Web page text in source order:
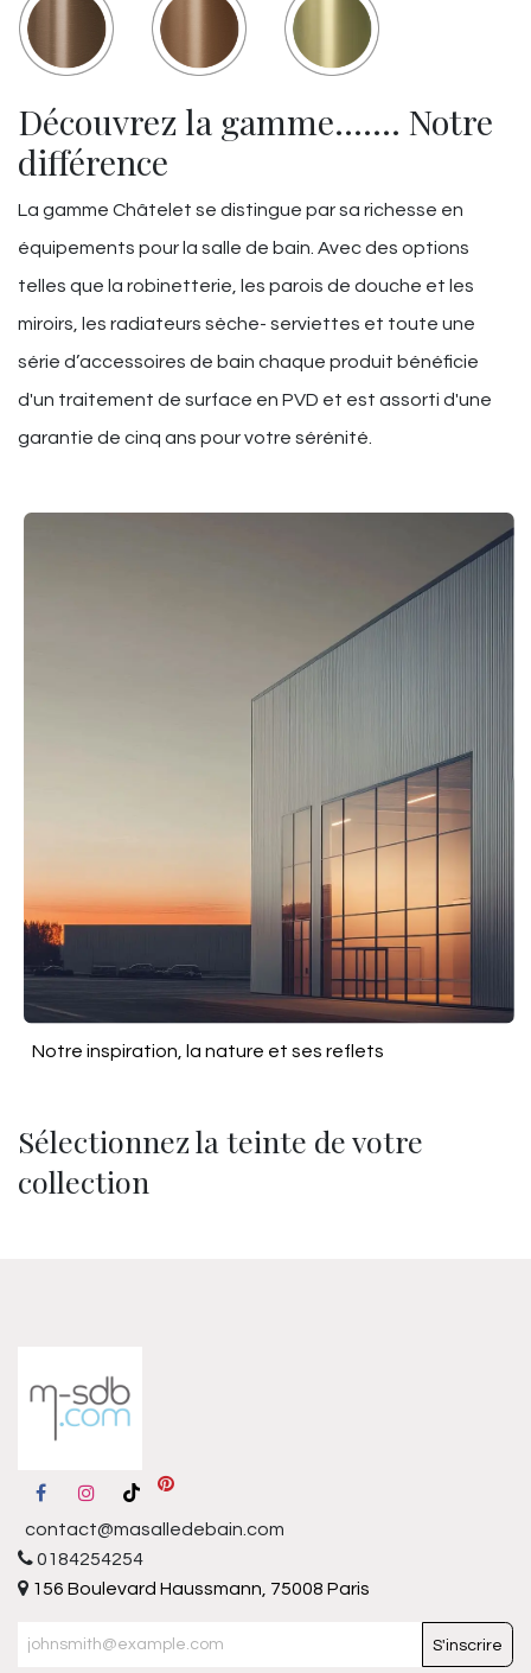
Découvrez la gamme……. Notre
différence
La gamme Châtelet se distingue par sa richesse en
équipements pour la salle de bain. Avec des options
telles que la robinetterie, les parois de douche et les
miroirs, les radiateurs sèche- serviettes et toute une
série d’accessoires de bain chaque produit bénéficie
d'un traitement de surface en PVD et est assorti d'une
garantie de cinq ans pour votre sérénité.
Sélectionnez la teinte de votre
collection
Notre inspiration, la nature et ses reflets
contact@masalledebain.com
0184254254
156 Boulevard Haussmann, 75008 Paris
S'inscrire